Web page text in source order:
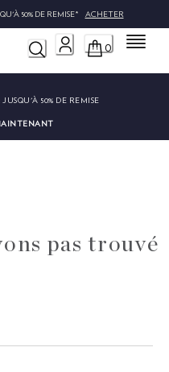
50% DE REMISE* ACHETER
0 Menu
JUSQU'À 50% DE REMISE
pas trouvé